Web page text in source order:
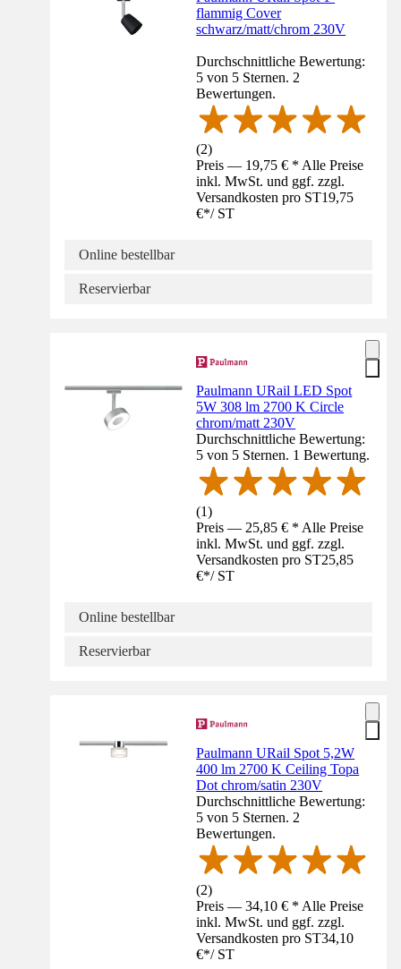
flammig Cover
schwarz/matt/chrom 230V
Durchschnittliche Bewertung:
5 von 5 Sternen. 2
Bewertungen.
(2)
Preis — 19,75 € * Alle Preise
inkl. MwSt. und ggf. zzgl.
Versandkosten pro ST19,75
€*/ ST
Online bestellbar
Reservierbar
Paulmann URail LED Spot
5W 308 lm 2700 K Circle
chrom/matt 230V
Durchschnittliche Bewertung:
5 von 5 Sternen. 1 Bewertung.
(1)
Preis — 25,85 € * Alle Preise
inkl. MwSt. und ggf. zzgl.
Versandkosten pro ST25,85
€*/ ST
Online bestellbar
Reservierbar
Paulmann URail Spot 5,2W
400 lm 2700 K Ceiling Topa
Dot chrom/satin 230V
Durchschnittliche Bewertung:
5 von 5 Sternen. 2
Bewertungen.
(2)
Preis — 34,10 € * Alle Preise
inkl. MwSt. und ggf. zzgl.
Versandkosten pro ST34,10
€*/ ST